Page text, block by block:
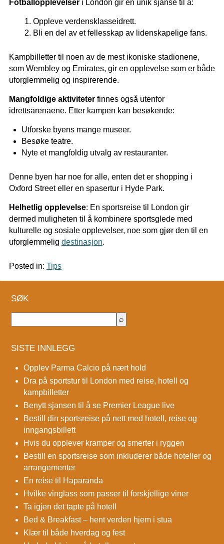
Fotballopplevelseri London gir en unik sjanse til å:
Oppleve verdensklasseidrett.
Bli en del av et fellesskap av lidenskapelige fans.
Kampbilletter til noen av de mest ikoniske stadionene,
som Wembleyog Emirates, gir en opplevelse som er både
uforglemmelig og inspirerende.
Mangfoldige aktiviteterfinnes også utenfor
idrettsarenaene. Etter kampen kan besøkende:
Utforske byens mange museer.
Besøke teatre.
Nyte et mangfoldig utvalg av restauranter.
Denne byen har noe for alle, enten det er shopping i
Oxford Streeteller en spasertur i Hyde Park.
Helhetlig opplevelse: En sportsreise til London gir
dermed muligheten til å kombinere sportsglede med
kulturelle og sosiale opplevelser, noe som gjør den til en
uforglemmelig destinasjon.
Posted in: Tips
SØK
SISTE INNLEGG
Opplev Parma Calcio på nært hold
Dra på sportstur til London med reise, hotell og
kampbilletter
Benytt sjansen til å se Premier League live
Bestill din sportsreise på nett med hotell, reise og
inngangsbillett
Hvis du opplever kramper og smerter i ryggen
Bestill en sportsreise som inkluderer både hoteller og
arrangementer
En reise til Haparanda
Hvilke vinglass som passer til forskjellige viner
Ta igjen det tapte på hotell
Bed & Breakfast – hent verden hjem i stua
Klær til både hverdag og fest